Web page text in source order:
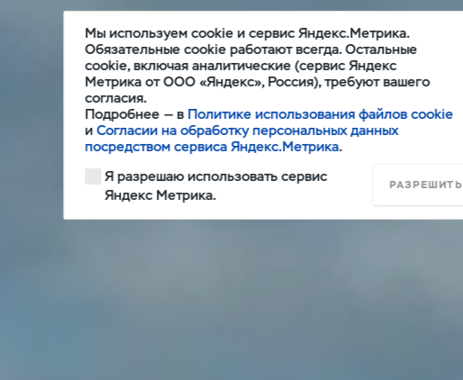
Мы используем cookie и сервис Яндекс.Метрика.
Обязательные cookie работают всегда. Остальные
cookie, включая аналитические (сервис Яндекс
Метрика от ООО «Яндекс», Россия), требуют вашего
согласия.
Подробнее — в Политике использования файлов cookie
иСогласии на обработку персональных данных
посредством сервиса Яндекс.Метрика.
Я разрешаю использовать сервис
Яндекс Метрика.
РАЗРЕШИТЬ